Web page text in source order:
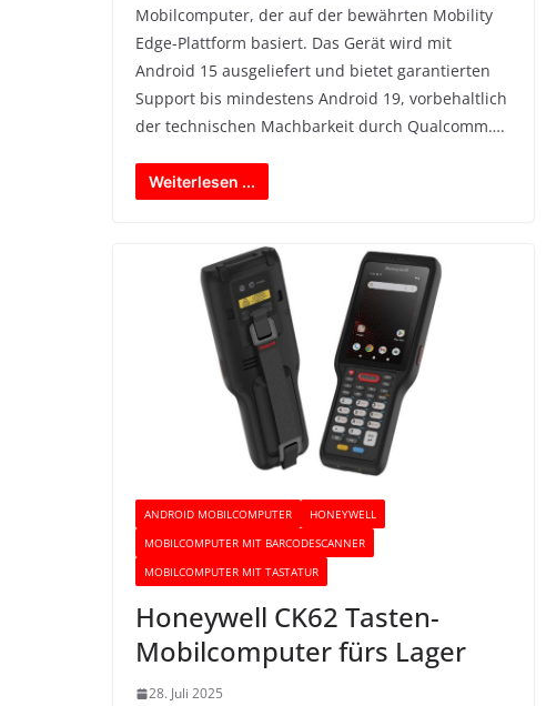
Mobilcomputer, der auf der bewährten Mobility
Edge-Plattform basiert. Das Gerät wird mit
Android 15 ausgeliefert und bietet garantierten
Support bis mindestens Android 19, vorbehaltlich
der technischen Machbarkeit durch Qualcomm….
Weiterlesen ...
ANDROID MOBILCOMPUTER
HONEYWELL
MOBILCOMPUTER MIT BARCODESCANNER
MOBILCOMPUTER MIT TASTATUR
Honeywell CK62 Tasten-
Mobilcomputer fürs Lager
28. Juli 2025